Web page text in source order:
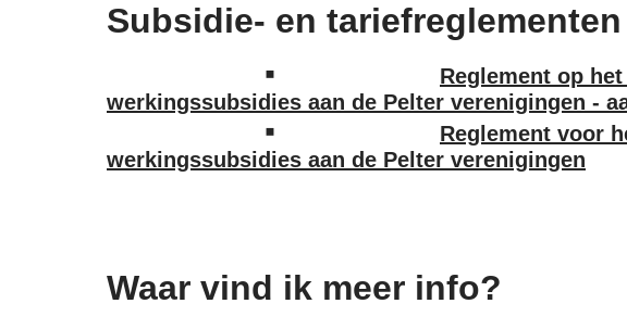
Subsidie- en tariefreglementen
Reglement op
werkingssubsidies aan de Pelter verenigingen -
Reglement voor
werkingssubsidies aan de Pelter verenigingen
Waar vind ik meer info?